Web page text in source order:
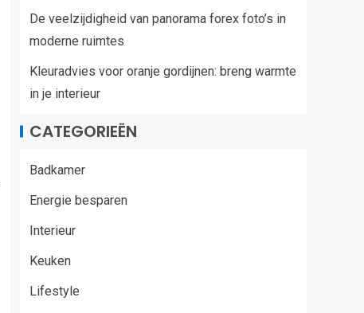
De veelzijdigheid van panorama forex foto’s in
moderne ruimtes
Kleuradvies voor oranje gordijnen: breng warmte
in je interieur
CATEGORIEËN
Badkamer
Energie besparen
Interieur
Keuken
Lifestyle